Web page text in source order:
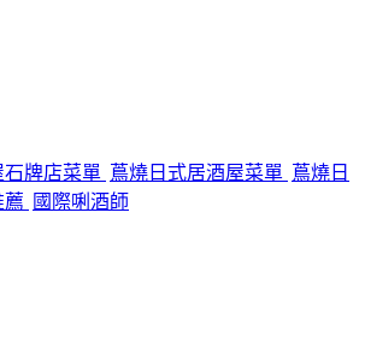
石牌店菜單 蔦燒日式居酒屋菜單 蔦燒日
薦 國際唎酒師